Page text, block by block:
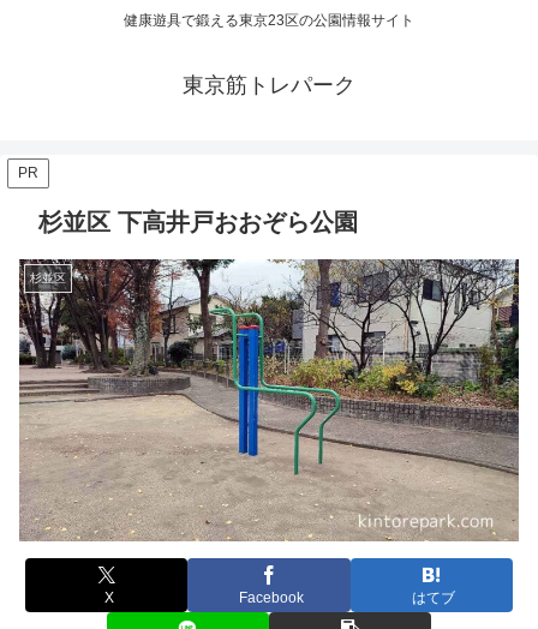
健康遊具で鍛える東京23区の公園情報サイト
東京筋トレパーク
PR
杉並区 下高井戸おおぞら公園
杉並区
X Facebook はてブ